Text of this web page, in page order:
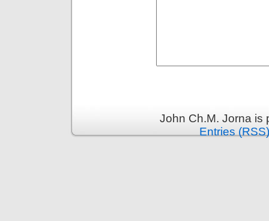
John Ch.M. Jorna
Entries (RSS)